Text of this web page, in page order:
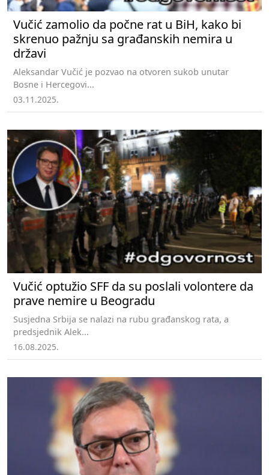
Vučić zamolio da počne rat u BiH, kako bi
skrenuo pažnju sa građanskih nemira u
državi
Aleksandar Vučić je pozvao na otvoren sukob unutar
Bosne i Hercegovi...
03.11.2025.
Vučić optužio SFF da su poslali volontere da
prave nemire u Beogradu
Susjedna Srbija se nalazi na rubu građanskog rata, a
predsjednik Alek...
16.08.2025.